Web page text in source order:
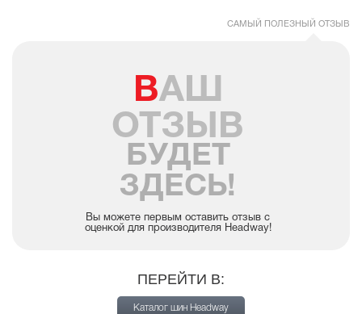
САМЫЙ ПОЛЕЗНЫЙ ОТЗЫВ
ВАШ
ОТЗЫВ
БУДЕТ
ЗДЕСЬ!
Вы можете первым оставить отзыв с
оценкой для производителя Headway!
ПЕРЕЙТИ В:
Каталог шин Headway